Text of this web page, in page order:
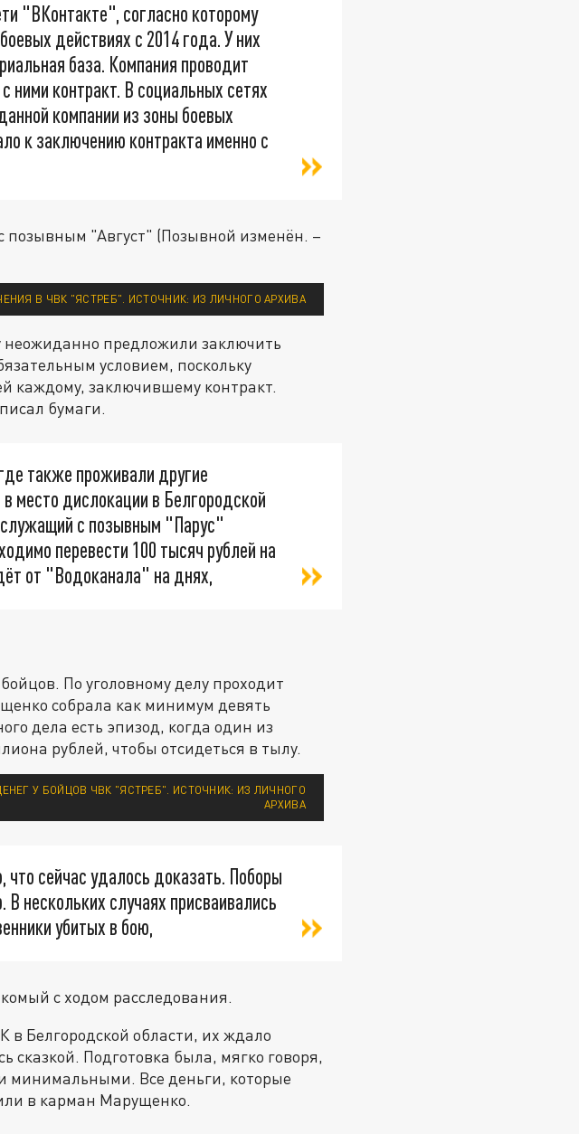
"ВКонтакте", согласно которому
действиях с 2014 года. У них
база. Компания проводит
ними контракт. В социальных сетях
компании из зоны боевых
к заключению контракта именно с
позывным "Август" (Позывной изменён. –
В ЧВК "ЯСТРЕБ". ИСТОЧНИК: ИЗ ЛИЧНОГО АРХИВА
предложили заключить
условием, поскольку
каждому, заключившему контракт.
бумаги.
также проживали другие
место дислокации в Белгородской
с позывным "Парус"
перевести 100 тысяч рублей на
от "Водоканала" на днях,
По уголовному делу проходит
собрала как минимум девять
дела есть эпизод, когда один из
рублей, чтобы отсидеться в тылу.
У БОЙЦОВ ЧВК "ЯСТРЕБ". ИСТОЧНИК: ИЗ ЛИЧНОГО
АРХИВА
сейчас удалось доказать. Поборы
нескольких случаях присваивались
убитых в бою,
с ходом расследования.
Белгородской области, их ждало
сказкой. Подготовка была, мягко говоря,
минимальными. Все деньги, которые
в карман Марущенко.